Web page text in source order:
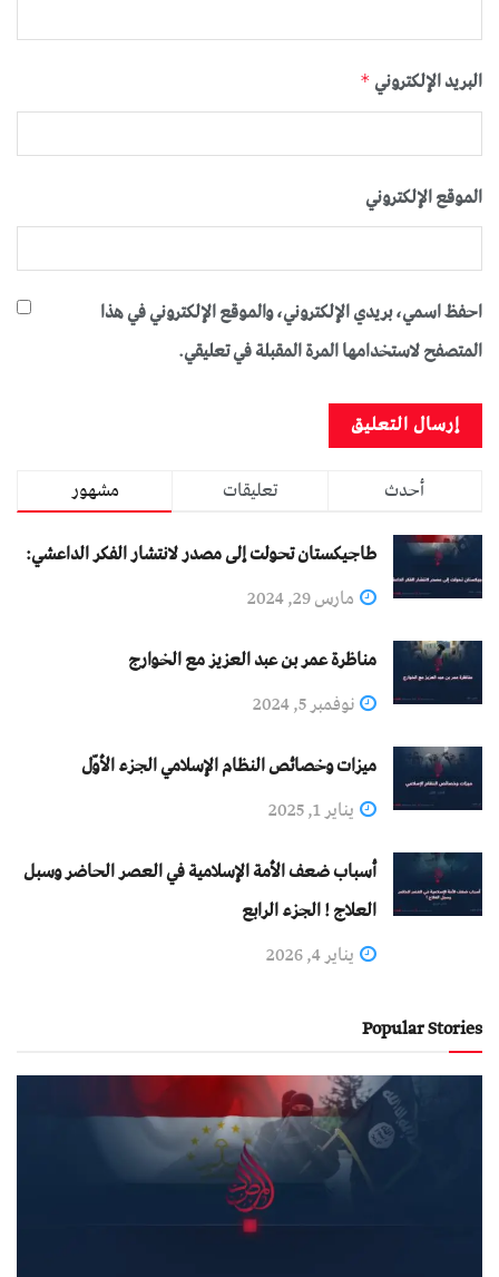
البريد الإلكتروني *
الموقع الإلكتروني
احفظ اسمي، بريدي الإلكتروني، والموقع الإلكتروني في هذا
المتصفح لاستخدامها المرة المقبلة في تعليقي.
مشهور تعليقات
أحدث
طاجيكستان تحولت إلى مصدر لانتشار الفكر الداعشي:
مارس 29, 2024
مناظرة عمر بن عبد العزيز مع الخوارج
نوفمبر 5, 2024
ميزات وخصائص النظام الإسلامي الجزء الأوّل
يناير 1, 2025
أسباب ضعف الأمة الإسلامية في العصر الحاضر وسبل
العلاج ! الجزء الرابع
يناير 4, 2026
Popular Stories